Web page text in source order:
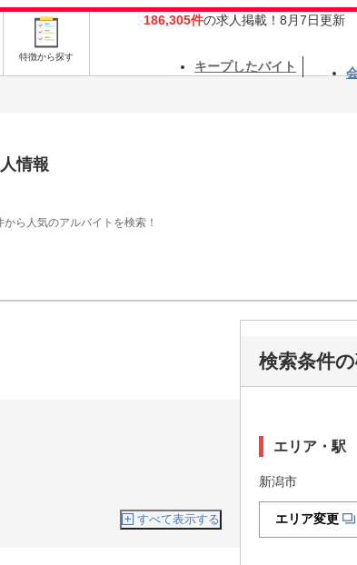
特徴から探す
186,305件の求人掲載！8月7日更新
キープしたバイト
情報
ら人気のアルバイトを検索！
すべて表示する
検索条件
エリア・駅
新潟市
エリア変更